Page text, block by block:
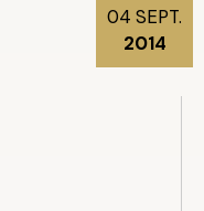
04 SEPT.
2014